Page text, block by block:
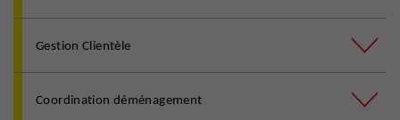
Gestion Clientèle
Coordination déménagement